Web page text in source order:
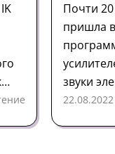
Почти
пришла
звуки
22.08.2022